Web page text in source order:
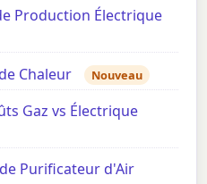
Production Électrique
Chaleur Nouveau
Gaz vs Électrique
Purificateur d'Air